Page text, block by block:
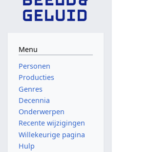
Menu
Personen
Producties
Genres
Decennia
Onderwerpen
Recente wijzigingen
Willekeurige pagina
Hulp